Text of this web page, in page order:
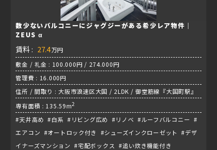
数少ないバルコニーにジャグジーがある希少レア物件｜
ZEUS α
賃料 : 27.4万円
敷金 / 礼金 : 100.000円 / 274.000円
管理費 : 16.000円
住所 / 間取り : 大阪市浪速区大国 / 2LDK / 御堂筋線『大国町駅』
専有面積 : 135.59m2
#天井高め #白系 #リビング広め #リノベ #ルーフバルコニー #
エアコン #オートロック付き #シューズインクローゼット #デザ
イナーズマンション #宅配ボックス #追い炊き機能付き